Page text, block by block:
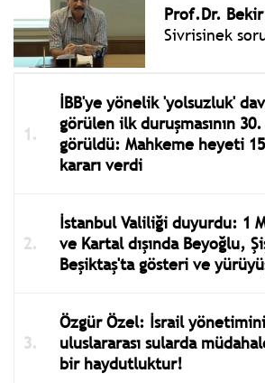
Prof.Dr.
Sivrisinek
İBB'ye yönelik 'yolsuzluk'
görülen ilk duruşmasının
görüldü: Mahkeme heyeti
kararı verdi
İstanbul Valiliği duyurdu: 1
ve Kartal dışında Beyoğlu,
Beşiktaş'ta gösteri ve
Özgür Özel: İsrail
uluslararası sularda
bir haydutluktur!